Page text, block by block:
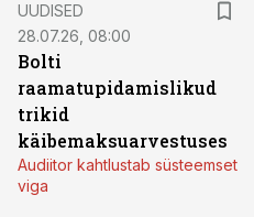
UUDISED
28.07.26, 08:00
Bolti
raamatupidamislikud
trikid
käibemaksuarvestuses
Audiitor kahtlustab süsteemset
viga